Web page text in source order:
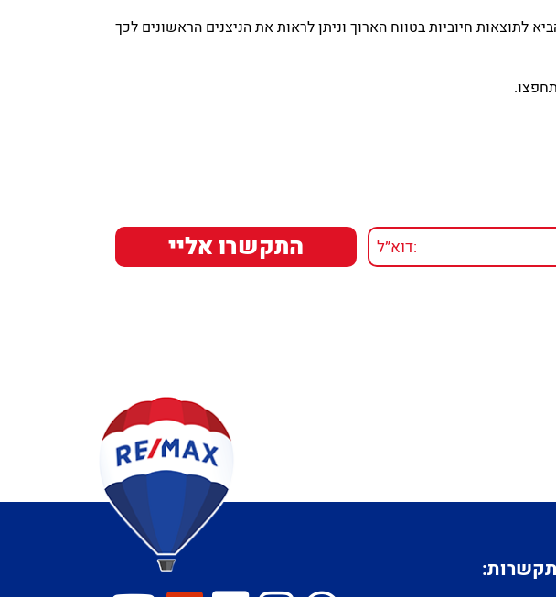
חיוביות בטווח הארוך וניתן לראות את הניצנים הראשונים לכך